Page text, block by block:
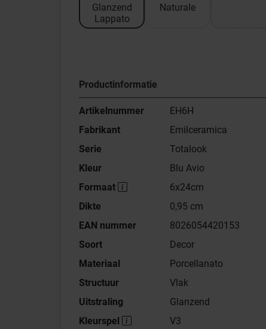
Glanzend
Lappato
Naturale
Productinformatie
Artikelnummer
EH6H
Fabrikant
Emilceramica
Serie
Totalook
Kleur
Blu Avio
Formaat
6x24cm
Dikte
0,95 cm
EAN nummer
8026054420153
Soort
Decor
Materiaal
Porcellanato
Structuur
Vlak
Uitstraling
Glanzend
Kleurspel
V3